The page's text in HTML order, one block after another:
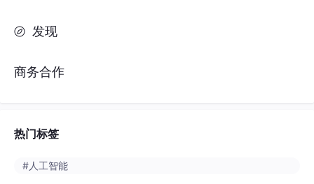
发现
商务合作
热门标签
#人工智能